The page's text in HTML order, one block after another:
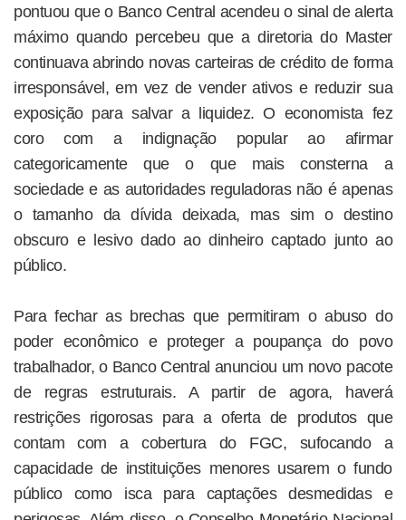
pontuou que o Banco Central acendeu o sinal de alerta
máximo quando percebeu que a diretoria do Master
continuava abrindo novas carteiras de crédito de forma
irresponsável, em vez de vender ativos e reduzir sua
exposição para salvar a liquidez. O economista fez
coro com a indignação popular ao afirmar
categoricamente que o que mais consterna a
sociedade e as autoridades reguladoras não é apenas
o tamanho da dívida deixada, mas sim o destino
obscuro e lesivo dado ao dinheiro captado junto ao
público.
Para fechar as brechas que permitiram o abuso do
poder econômico e proteger a poupança do povo
trabalhador, o Banco Central anunciou um novo pacote
de regras estruturais. A partir de agora, haverá
restrições rigorosas para a oferta de produtos que
contam com a cobertura do FGC, sufocando a
capacidade de instituições menores usarem o fundo
público como isca para captações desmedidas e